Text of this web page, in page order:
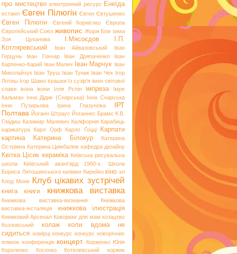
про мистецтво електронний ресурс Енеїда
естамп Євген Пілюгін Євген Євтушенко
Євген Пілюгін Євгеній Корнієнко
Європа
Європейський Союз живопис Жорж Бізе зима
Зоя Цуканова
І.Мясоєдов
І.П.
Котляревський
Іван Айвазовський
Іван
Герцунь
Іван Гончар Іван Дряпаченко
Іван
Карпенко-Карий Іван Малич Іван Марчук Іван
Миколайчук Іван Труш Іван Туник Іван Чех Ігор
Лотиш Ігор Шамо іграшки Із сузір’я імен світової
слави
ікона ікони Ілля Рєпін імпреза
Імре
Кальман Інна Дідик (Снарська) Інна Снарська
Інни Пузирьова
Ірина Глазунова
ІРТ
Полтава Йоганн Штраус Йоганнес Брамс К.В.
Гладиш Казимир Малевич Каліфорнія Карабиць
карикатура
Карл Орф Карло Ґоцці
Карпати
картина
Катерина Білокур
Катерина
Остріжна Катерина Цимбалюк кафедра дизайну
Квітка Цісик кераміка Київська рисувальна
школа
Київський аванґард 1960-х. Школа
Бориса Лятошинського килими Кирейко кіно кл
Клод Моне
Клуб цікавих зустрічей
книга книги книжкова виставка
Книжкова виставка-визнання
Книжкова
виставка-інсталяція
книжкова ілюстрація
Книжковий Арсенал Коворкінг для мам козацтво
Козловський
колаж
коли вдома не
сидиться комірці конкурс конкурс новорічних
ялинок конференція концерт
Корженко Юлія
Короленко
Косенко
Котелевський коржик